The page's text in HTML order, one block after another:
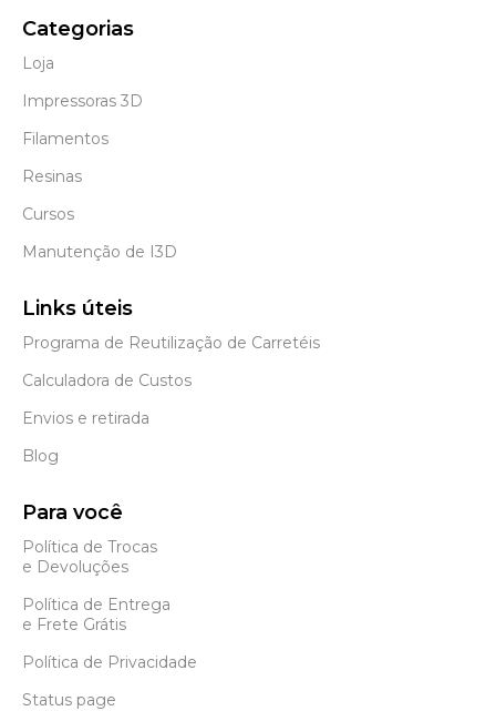
Categorias
Loja
Impressoras 3D
Filamentos
Resinas
Cursos
Manutenção de I3D
Links úteis
Programa de Reutilização de Carretéis
Calculadora de Custos
Envios e retirada
Blog
Para você
Política de Trocas
e Devoluções
Política de Entrega
e Frete Grátis
Política de Privacidade
Status page